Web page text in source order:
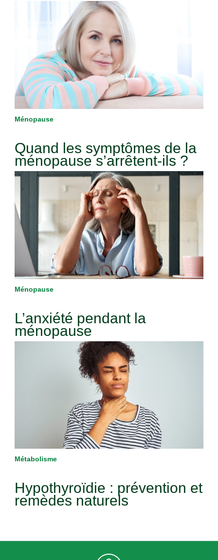
Ménopause
Quand les symptômes de la
ménopause s’arrêtent-ils ?
Ménopause
L’anxiété pendant la
ménopause
Métabolisme
Hypothyroïdie : prévention et
remèdes naturels